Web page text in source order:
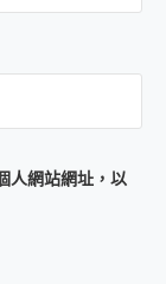
人網站網址，以